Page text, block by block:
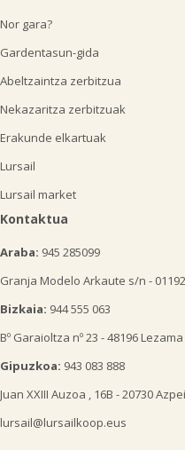
Nor gara?
Gardentasun-gida
Abeltzaintza zerbitzua
Nekazaritza zerbitzuak
Erakunde elkartuak
Lursail
Lursail market
Kontaktua
Araba: 945 285099
Granja Modelo Arkaute s/n -
Bizkaia: 944 555 063
Bº Garaioltza nº 23 - 48196 Lezama
Gipuzkoa: 943 083 888
Juan XXIII Auzoa , 16B - 20730
lursail@lursailkoop.eus